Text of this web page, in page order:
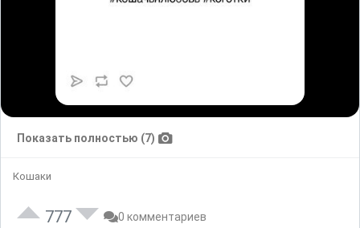
Показать полностью (7)
Кошаки
777 0 комментариев